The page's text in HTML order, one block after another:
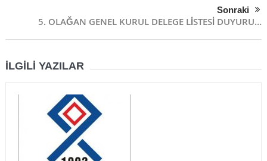
Sonraki
5. OLAĞAN GENEL KURUL DELEGE LİSTESİ DUYURU…
İLGILI YAZILAR